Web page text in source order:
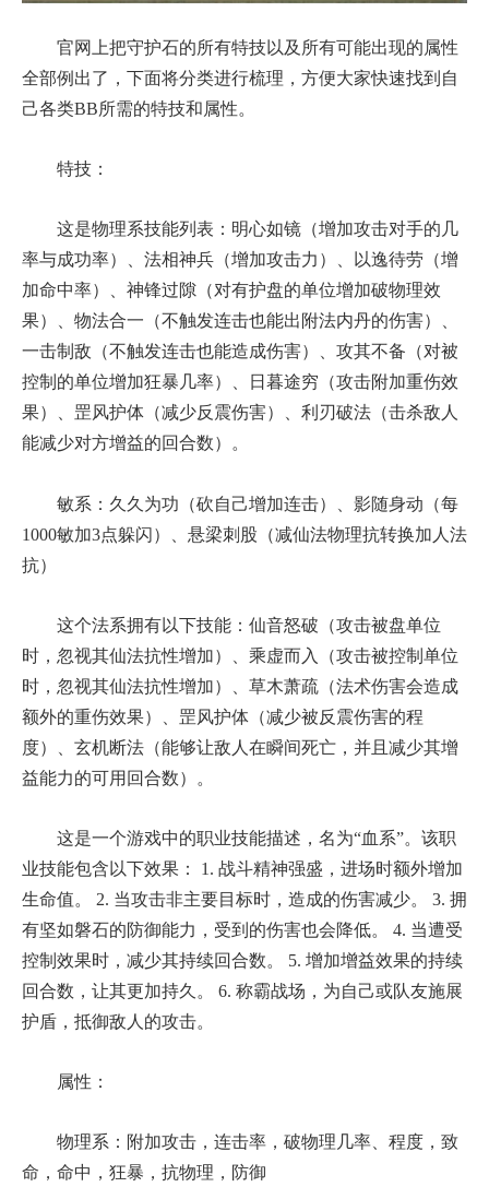
官网上把守护石的所有特技以及所有可能出现的属性
全部例出了，下面将分类进行梳理，方便大家快速找到自
己各类BB所需的特技和属性。
特技：
这是物理系技能列表：明心如镜（增加攻击对手的几
率与成功率）、法相神兵（增加攻击力）、以逸待劳（增
加命中率）、神锋过隙（对有护盘的单位增加破物理效
果）、物法合一（不触发连击也能出附法内丹的伤害）、
一击制敌（不触发连击也能造成伤害）、攻其不备（对被
控制的单位增加狂暴几率）、日暮途穷（攻击附加重伤效
果）、罡风护体（减少反震伤害）、利刃破法（击杀敌人
能减少对方增益的回合数）。
敏系：久久为功（砍自己增加连击）、影随身动（每
1000敏加3点躲闪）、悬梁刺股（减仙法物理抗转换加人法
抗）
这个法系拥有以下技能：仙音怒破（攻击被盘单位
时，忽视其仙法抗性增加）、乘虚而入（攻击被控制单位
时，忽视其仙法抗性增加）、草木萧疏（法术伤害会造成
额外的重伤效果）、罡风护体（减少被反震伤害的程
度）、玄机断法（能够让敌人在瞬间死亡，并且减少其增
益能力的可用回合数）。
这是一个游戏中的职业技能描述，名为“血系”。该职
业技能包含以下效果： 1. 战斗精神强盛，进场时额外增加
生命值。 2. 当攻击非主要目标时，造成的伤害减少。 3. 拥
有坚如磐石的防御能力，受到的伤害也会降低。 4. 当遭受
控制效果时，减少其持续回合数。 5. 增加增益效果的持续
回合数，让其更加持久。 6. 称霸战场，为自己或队友施展
护盾，抵御敌人的攻击。
属性：
物理系：附加攻击，连击率，破物理几率、程度，致
命，命中，狂暴，抗物理，防御